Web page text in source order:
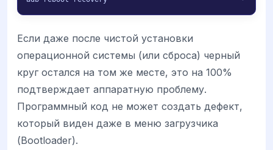
Если даже после чистой установки
операционной системы (или сброса) черный
круг остался на том же месте, это на 100%
подтверждает аппаратную проблему.
Программный код не может создать дефект,
который виден даже в меню загрузчика
(Bootloader).